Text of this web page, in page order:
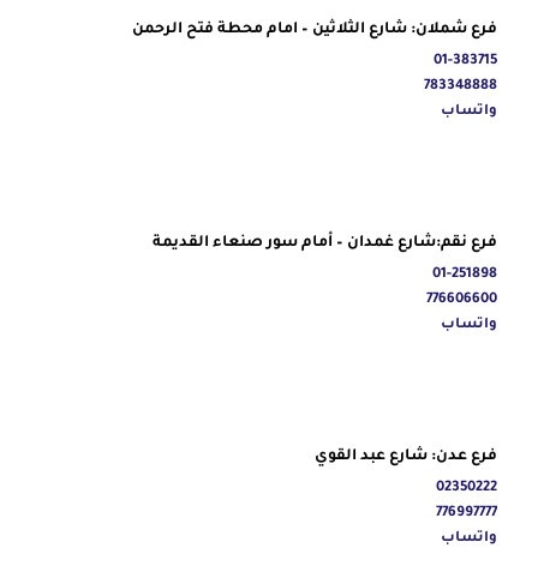
فرع شملان: شارع الثلاثين – امام محطة فتح الرحمن
01-383715
783348888
واتساب
فرع نقم:شارع غمدان – أمام سور صنعاء القديمة
01-251898
776606600
واتساب
فرع عدن: شارع عبد القوي
02350222
776997777
واتساب